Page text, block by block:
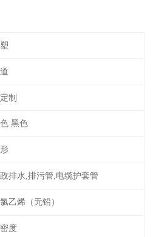
制
黑色
排水,排污管,电缆护套管
乙烯（无铅）
度